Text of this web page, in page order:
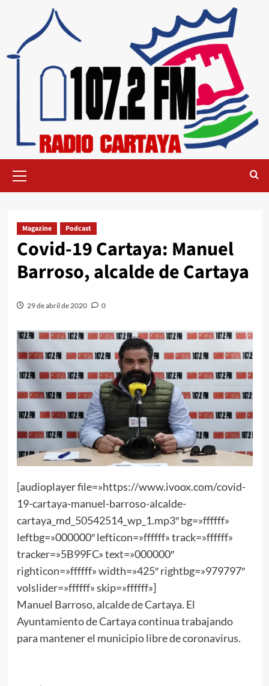
Magazine Podcast
Covid-19 Cartaya: Manuel
Barroso, alcalde de Cartaya
29 de abril de 2020 0
[audioplayer file=»https://www.ivoox.com/covid-
19-cartaya-manuel-barroso-alcalde-
cartaya_md_50542514_wp_1.mp3″ bg=»ffffff»
leftbg=»000000″ lefticon=»ffffff» track=»ffffff»
tracker=»5B99FC» text=»000000″
righticon=»ffffff» width=»425″ rightbg=»979797″
volslider=»ffffff» skip=»ffffff»]
Manuel Barroso, alcalde de Cartaya. El
Ayuntamiento de Cartaya continua trabajando
para mantener el municipio libre de coronavirus.